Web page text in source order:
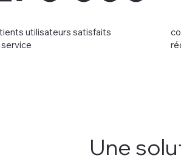
utilisateurs satisfaits
Une